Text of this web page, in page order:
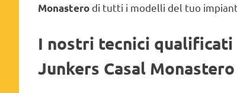
Monastero di tutti i modelli del tuo
I nostri tecnici qualificati
Junkers Casal Monastero